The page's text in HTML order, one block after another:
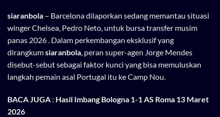
siaranbola – Barcelona dilaporkan sedang memantau situasi
winger Chelsea, Pedro Neto, untuk bursa transfer musim
panas 2026 . Dalam perkembangan eksklusif yang
dirangkumsiaranbola, peran super-agen Jorge Mendes
disebut-sebut sebagai faktor kunci yang bisa memuluskan
langkah pemain asal Portugal itu ke Camp Nou.
BACA JUGA : Hasil Imbang Bologna 1-1 AS Roma 13 Maret
2026